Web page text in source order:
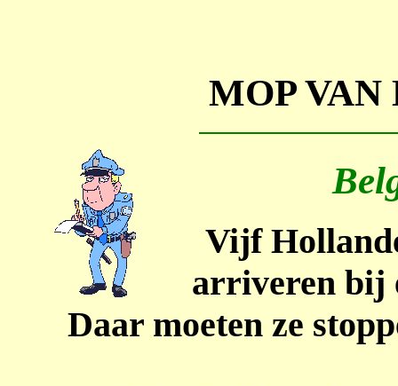
MOP VAN
Vijf
arriveren bij
Daar moeten ze